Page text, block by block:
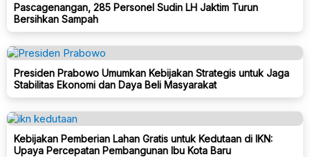
Pascagenangan, 285 Personel Sudin LH Jaktim Turun
Bersihkan Sampah
Presiden Prabowo Umumkan Kebijakan Strategis untuk Jaga
Stabilitas Ekonomi dan Daya Beli Masyarakat
Kebijakan Pemberian Lahan Gratis untuk Kedutaan di IKN:
Upaya Percepatan Pembangunan Ibu Kota Baru